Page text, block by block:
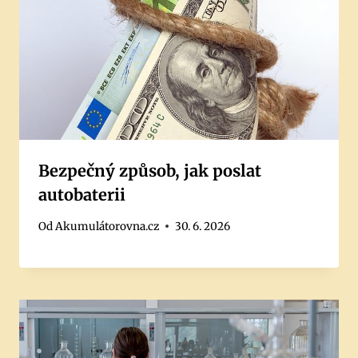
Bezpečný způsob, jak poslat
autobaterii
OdAkumulátorovna.cz 30. 6. 2026